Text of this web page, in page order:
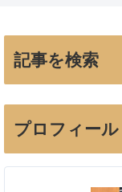
記事を検索
プロフィール